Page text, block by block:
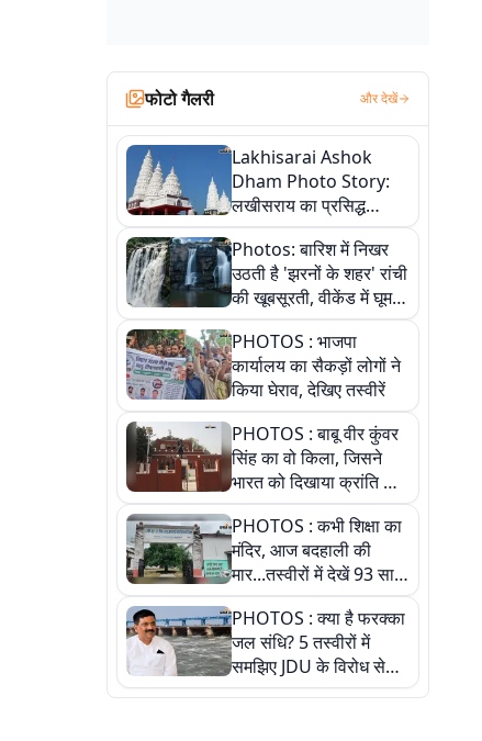
फोटो गैलरी और देखें
Lakhisarai Ashok
Dham Photo Story:
लखीसराय का प्रसिद्ध
अशोक धाम—आस्था,
श्रृंगार, अनुष्ठान और
अलौकिक संध्या आरती के
विहंगम दृश्य
Photos: बारिश में निखर
उठती है 'झरनों के शहर' रांची
की खूबसूरती, वीकेंड में घूम
आएं ये 5 वादियां
PHOTOS : भाजपा
कार्यालय का सैकड़ों लोगों ने
किया घेराव, देखिए तस्वीरें
PHOTOS : बाबू वीर कुंवर
सिंह का वो किला, जिसने
भारत को दिखाया क्रांति का
रास्ता: तस्वीरों में देखिए
PHOTOS : कभी शिक्षा का
मंदिर, आज बदहाली की
मार...तस्वीरों में देखें 93 साल
पुराने इस हाई स्कूल की
हकीकत
PHOTOS : क्या है फरक्का
जल संधि? 5 तस्वीरों में
समझिए JDU के विरोध से
लेकर बिहार पर असर तक